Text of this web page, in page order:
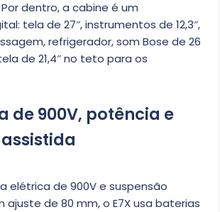
dentro, a cabine é um
tela de 27″, instrumentos de 12,3″,
refrigerador, som Bose de 26
de 21,4″ no teto para os
de 900V, potência e
elétrica de 900V e suspensão
de 80 mm, o E7X usa baterias